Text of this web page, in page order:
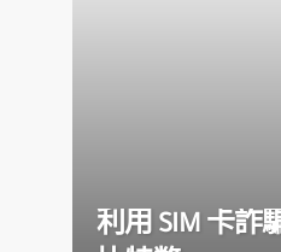
利用 SIM 卡詐